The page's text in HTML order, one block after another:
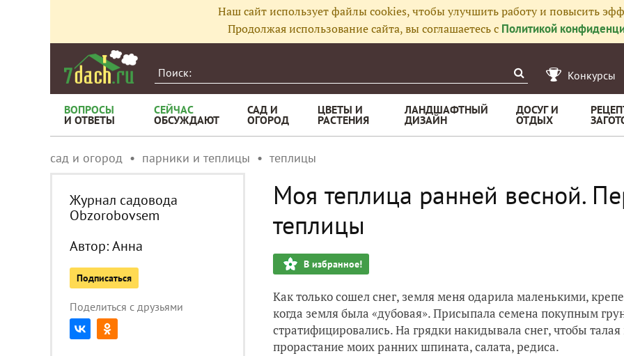
Наш сайт использует файлы cookies, чтобы улучшить работу и повысить
Продолжая использование сайта, вы соглашаетесь с Политикой
Конкурсы
ВОПРОСЫ
И ОТВЕТЫ
СЕЙЧАС
ОБСУЖДАЮТ
САД И
ОГОРОД
ЦВЕТЫ И
РАСТЕНИЯ
ЛАНДШАФТНЫЙ
ДИЗАЙН
ДОСУГ И
ОТДЫХ
сад и огород парники и теплицы теплицы
Журнал садовода
Obzorobovsem
Автор:Анна
Подписаться
Поделиться с друзьями
Моя теплица ранней весной.
теплицы
В избранное!
Как только сошел снег, земля меня одарила маленькими,
когда земля была «дубовая». Присыпала семена покупным
стратифицировались. На грядки накидывала снег, чтобы
прорастание моих ранних шпината, салата, редиса.